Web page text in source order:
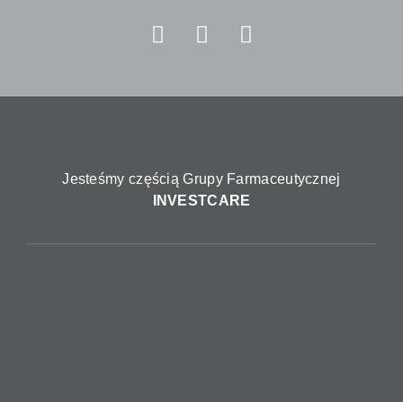
Jesteśmy częścią Grupy Farmaceutycznej
INVESTCARE